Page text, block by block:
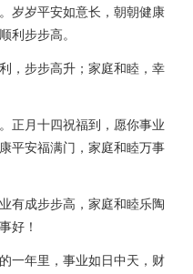
岁岁平安如意长，朝朝健康
利步步高。
，步步高升；家庭和睦，幸
正月十四祝福到，愿你事业
平安福满门，家庭和睦万事
有成步步高，家庭和睦乐陶
好！
一年里，事业如日中天，财